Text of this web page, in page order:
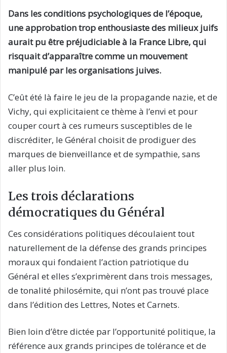
Dans les conditions psychologiques de l’époque,
une approbation trop enthousiaste des milieux juifs
aurait pu être préjudiciable à la France Libre, qui
risquait d’apparaître comme un mouvement
manipulé par les organisations juives.
C’eût été là faire le jeu de la propagande nazie, et de
Vichy, qui explicitaient ce thème à l’envi et pour
couper court à ces rumeurs susceptibles de le
discréditer, le Général choisit de prodiguer des
marques de bienveillance et de sympathie, sans
aller plus loin.
Les trois déclarations
démocratiques du Général
Ces considérations politiques découlaient tout
naturellement de la défense des grands principes
moraux qui fondaient l’action patriotique du
Général et elles s’exprimèrent dans trois messages,
de tonalité philosémite, qui n’ont pas trouvé place
dans l’édition des Lettres, Notes et Carnets.
Bien loin d’être dictée par l’opportunité politique, la
référence aux grands principes de tolérance et de